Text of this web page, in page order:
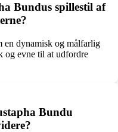
Bundus spillestil af
en dynamisk og målfarlig
og evne til at udfordre
Bundu